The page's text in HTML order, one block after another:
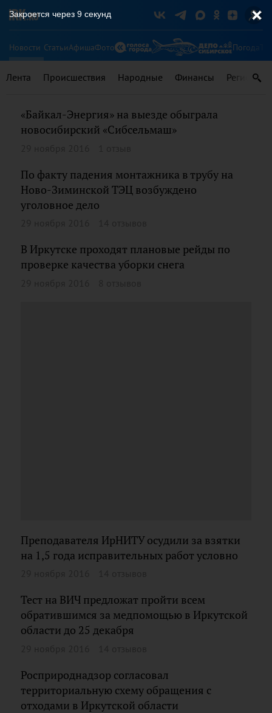
Новости СтатьиАфишаФото Погода
Лента Происшествия Народные Финансы Регионы
«Байкал-Энергия» на выезде обыграла
новосибирский «Сибсельмаш»
По факту падения монтажника в трубу на
Ново-Зиминской ТЭЦ возбуждено
уголовное дело
В Иркутске проходят плановые рейды по
проверке качества уборки снега
Преподавателя ИрНИТУ осудили за взятки
на 1,5 года исправительных работ условно
Тест на ВИЧ предложат пройти всем
обратившимся за медпомощью в Иркутской
области до 25 декабря
Росприроднадзор согласовал
территориальную схему обращения с
отходами в Иркутской области
Закроется через 8 секунд